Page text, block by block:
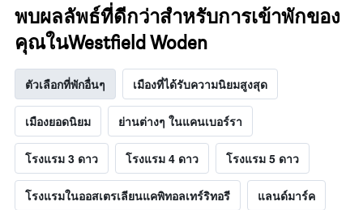
พบผลลัพธ์ที่ดีกว่าสำหรับการเข้าพักของ
คุณในWestfield Woden
ตัวเลือกที่พักอื่นๆ เมืองที่ได้รับความนิยมสูงสุด
เมืองยอดนิยม ย่านต่างๆ ในแคนเบอร์รา
โรงแรม 3 ดาว โรงแรม 4 ดาว โรงแรม 5 ดาว
โรงแรมในออสเตรเลียนแคพิทอลเทร์ริทอรี แลนด์มาร์ค